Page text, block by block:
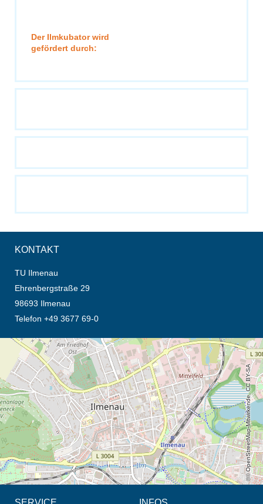
Der Ilmkubator wird
gefördert durch:
KONTAKT
TU Ilmenau
Ehrenbergstraße 29
98693 Ilmenau
Telefon +49 3677 69-0
Öffnet die Anfahrtsbeschreibung in neuem Tab (Karte)
© OpenStreetMap-Mitwirkende, CC BY-SA